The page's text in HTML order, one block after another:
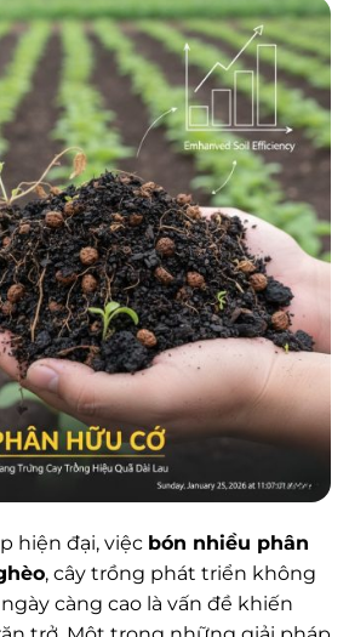
hiện đại, việc bón nhiều phân
, cây trồng phát triển không
càng cao là vấn đề khiến